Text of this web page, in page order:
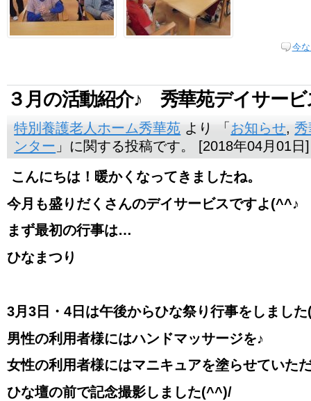
今
３月の活動紹介♪ 秀華苑デイサービ
特別養護老人ホーム秀華苑 より 「 お知らせ,
ンター 」に関する投稿です。 [2018年04月01日]
こんにちは！暖かくなってきましたね。
今月も盛りだくさんのデイサービスですよ(^^♪
まず最初の行事は…
ひなまつり
3月3日・4日は午後からひな祭り行事をしました
男性の利用者様にはハンドマッサージを♪
女性の利用者様にはマニキュアを塗らせていた
ひな壇の前で記念撮影しました(^^)/